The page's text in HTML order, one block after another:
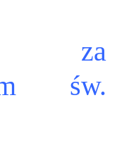
za
św.